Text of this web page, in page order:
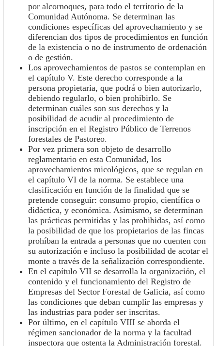
por alcornoques, para todo el territorio de la
Comunidad Autónoma. Se determinan las
condiciones específicas del aprovechamiento y se
diferencian dos tipos de procedimientos en función
de la existencia o no de instrumento de ordenación
o de gestión.
Los aprovechamientos de pastos se contemplan en
el capítulo V. Este derecho corresponde a la
persona propietaria, que podrá o bien autorizarlo,
debiendo regularlo, o bien prohibirlo. Se
determinan cuáles son sus derechos y la
posibilidad de acudir al procedimiento de
inscripción en el Registro Público de Terrenos
forestales de Pastoreo.
Por vez primera son objeto de desarrollo
reglamentario en esta Comunidad, los
aprovechamientos micológicos, que se regulan en
el capítulo VI de la norma. Se establece una
clasificación en función de la finalidad que se
pretende conseguir: consumo propio, científica o
didáctica, y económica. Asimismo, se determinan
las prácticas permitidas y las prohibidas, así como
la posibilidad de que los propietarios de las fincas
prohíban la entrada a personas que no cuenten con
su autorización e incluso la posibilidad de acotar el
monte a través de la señalización correspondiente.
En el capítulo VII se desarrolla la organización, el
contenido y el funcionamiento del Registro de
Empresas del Sector Forestal de Galicia, así como
las condiciones que deban cumplir las empresas y
las industrias para poder ser inscritas.
Por último, en el capítulo VIII se aborda el
régimen sancionador de la norma y la facultad
inspectora que ostenta la Administración forestal.